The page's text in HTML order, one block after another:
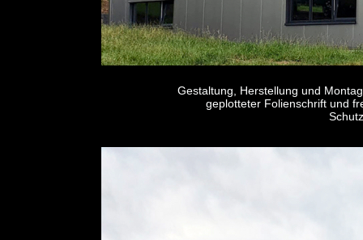
Gestaltung, Herstellung und
geplotteter Folienschrift und